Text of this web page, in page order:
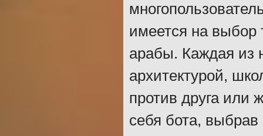
имеется на выбор
арабы. Каждая из
архитектурой,
против друга или
себя бота,